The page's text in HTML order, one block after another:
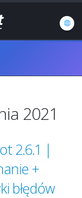
2021
2.6.1 |
+
błędów